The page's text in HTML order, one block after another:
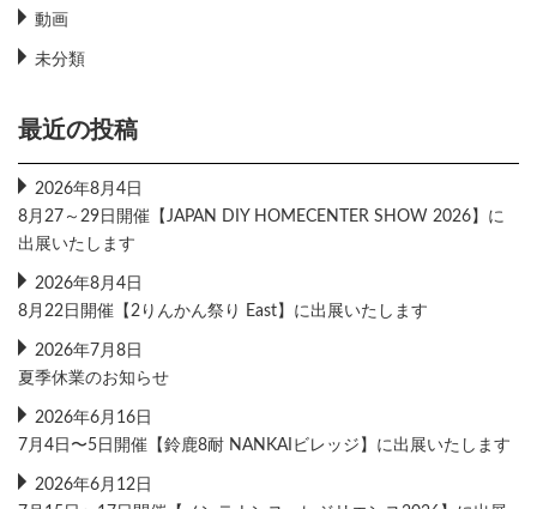
動画
未分類
最近の投稿
2026年8月4日
8月27～29日開催【JAPAN DIY HOMECENTER SHOW 2026】に
出展いたします
2026年8月4日
8月22日開催【2りんかん祭り East】に出展いたします
2026年7月8日
夏季休業のお知らせ
2026年6月16日
7月4日〜5日開催【鈴鹿8耐 NANKAIビレッジ】に出展いたします
2026年6月12日